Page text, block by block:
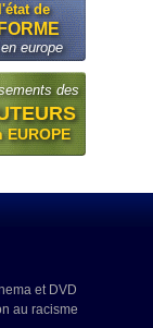
de
europe
des
EUROPE
et DVD
au racisme